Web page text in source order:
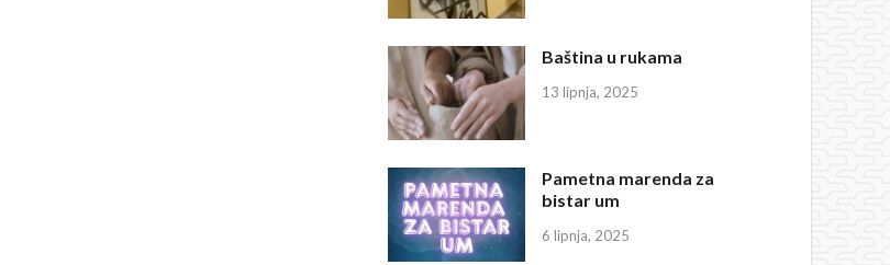
Baština u rukama
13 lipnja, 2025
Pametna marenda za
bistar um
6 lipnja, 2025